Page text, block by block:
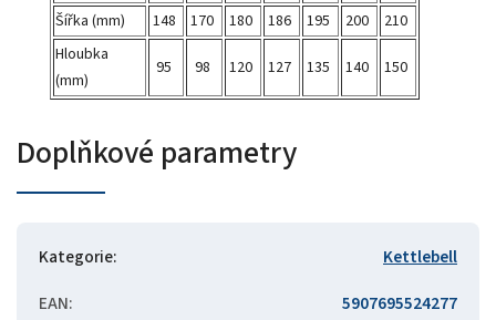
Šířka (mm)
148 170 180 186 195 200
210
Hloubka
(mm)
95 98 120 127 135 140 150
Doplňkové parametry
Kategorie:
Kettlebell
EAN: 5907695524277